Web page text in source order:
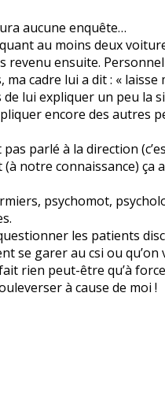
aucune enquête…
au moins deux
revenu ensuite.
cadre lui a dit : «
lui expliquer un peu la
encore des autres
parlé à la direction
(à notre connaissance)
psychomot,
les patients
se garer au csi ou
rien peut-être qu’à
à cause de moi !